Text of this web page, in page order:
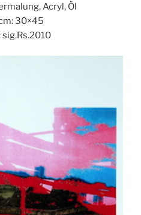
Acryl, Öl
30×45